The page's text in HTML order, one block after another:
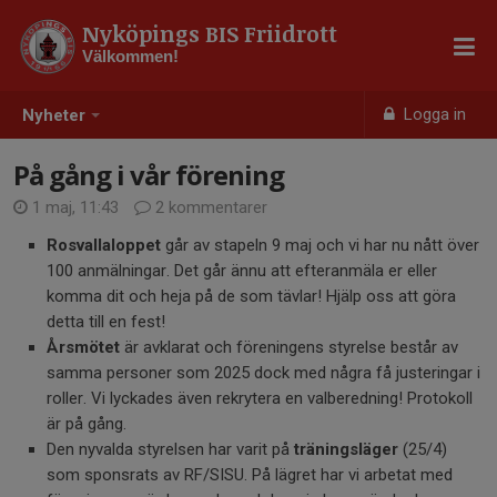
Nyheter Logga in
Nyköpings BIS Friidrott
Välkommen!
På gång i vår förening
1 maj, 11:43
2 kommentarer
Rosvallaloppet går av stapeln 9 maj och vi har nu nått över
100 anmälningar. Det går ännu att efteranmäla er eller
komma dit och heja på de som tävlar! Hjälp oss att göra
detta till en fest!
Årsmötet är avklarat och föreningens styrelse består av
samma personer som 2025 dock med några få justeringar i
roller. Vi lyckades även rekrytera en valberedning! Protokoll
är på gång.
Den nyvalda styrelsen har varit på träningsläger (25/4)
som sponsrats av RF/SISU. På lägret har vi arbetat med